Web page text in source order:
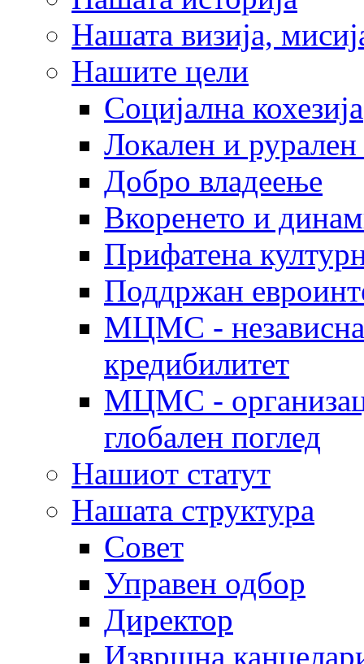
Нашата визија,
Нашите цели
Социјална кохезија
Локален и рурален
Добро владеење
Вкоренето и
Прифатена
Поддржан
МЦМС - независна
кредибилитет
МЦМС -
глобален поглед
Нашиот статут
Нашата структура
Совет
Управен одбор
Директор
Извршна